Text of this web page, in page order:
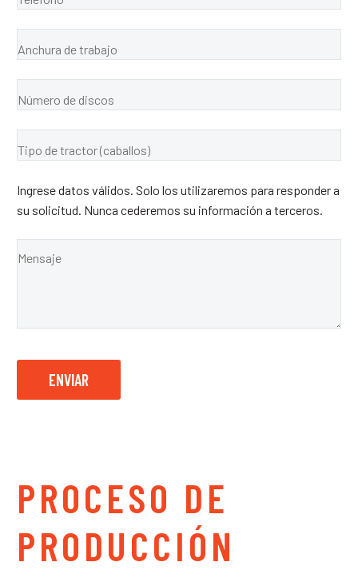
Ingrese datos válidos. Solo los utilizaremos para responder a
su solicitud. Nunca cederemos su información a terceros.
PROCESO DE
PRODUCCIÓN